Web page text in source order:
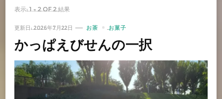
表示: 1 - 2 of 2 結果
更新日:2026年7月22日 お茶 お菓子
かっぱえびせんの一択